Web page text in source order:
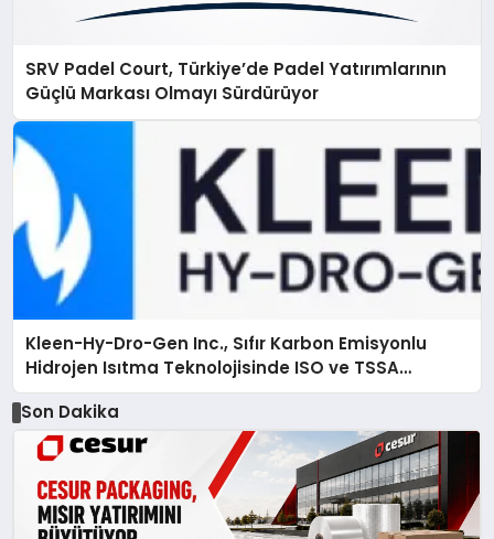
SRV Padel Court, Türkiye’de Padel Yatırımlarının
Güçlü Markası Olmayı Sürdürüyor
Kleen-Hy-Dro-Gen Inc., Sıfır Karbon Emisyonlu
Hidrojen Isıtma Teknolojisinde ISO ve TSSA
Düzenleyici Onaylarını Aldı
Son Dakika